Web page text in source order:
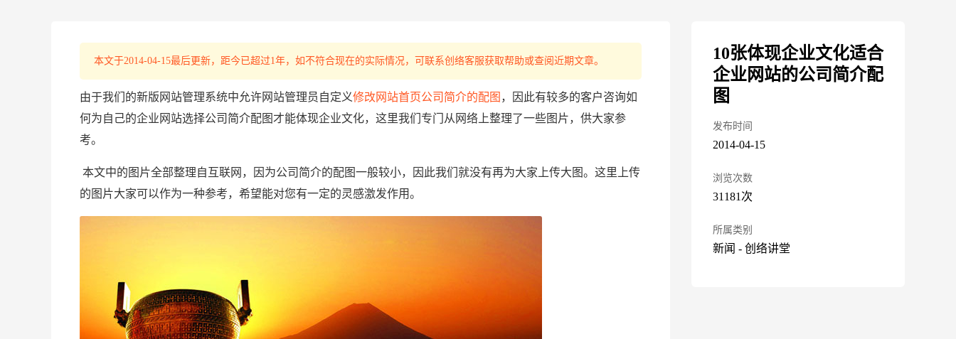
10张体现企业文化适合
企业网站的公司简介配
图
发布时间
2014-04-15
浏览次数
31181次
所属类别
新闻 - 创络讲堂
本文于2014-04-15最后更新，距今已超过1年，如不符合现在的实际情况，可联系创络客服获取帮助或查阅近期文章。
由于我们的新版网站管理系统中允许网站管理员自定义修改网站首页公司简介的配图 ，因此有较多的客户咨询如
何为自己的企业网站选择公司简介配图才能体现企业文化，这里我们专门从网络上整理了一些图片，供大家参
考。
本文中的图片全部整理自互联网，因为公司简介的配图一般较小，因此我们就没有再为大家上传大图。这里上传
的图片大家可以作为一种参考，希望能对您有一定的灵感激发作用。